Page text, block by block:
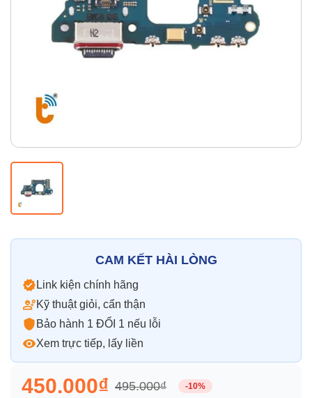
Thay pin
Pin iPhone Pin Oppo
CAM KẾT HÀI LÒNG
Link kiện chính hãng
Kỹ thuật giỏi, cẩn thận
Bảo hành 1 ĐỔI 1 nếu lỗi
Xem trực tiếp, lấy liền
450.000₫ 495.000₫ -10%